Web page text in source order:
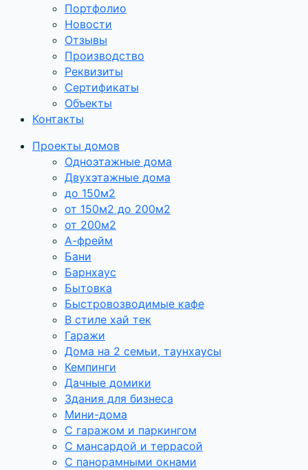
Портфолио
Новости
Отзывы
Производство
Реквизиты
Сертификаты
Объекты
Контакты
Проекты домов
Одноэтажные дома
Двухэтажные дома
до 150м2
от 150м2 до 200м2
от 200м2
А-фрейм
Бани
Барнхаус
Бытовка
Быстровозводимые кафе
В стиле хай тек
Гаражи
Дома на 2 семьи, таунхаусы
Кемпинги
Дачные домики
Здания для бизнеса
Мини-дома
С гаражом и паркингом
С мансардой и террасой
С панорамными окнами